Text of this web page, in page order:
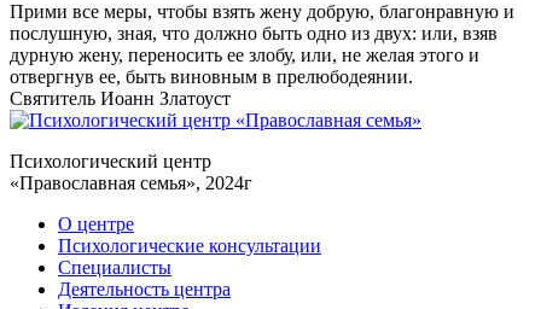
Прими все меры, чтобы взять жену добрую, благонравную и
послушную, зная, что должно быть одно из двух: или, взяв
дурную жену, переносить ее злобу, или, не желая этого и
отвергнув ее, быть виновным в прелюбодеянии.
Святитель Иоанн Златоуст
Психологический центр
«Православная семья», 2024г
О центре
Психологические консультации
Специалисты
Деятельность центра